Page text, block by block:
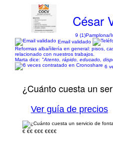
César
9 (1)Pamplona/
Email validado
Reformas albañilería en general: pisos,
relacionado con nuestros trabajos.
Marta dice: "Atento, rápido, educado,
6
¿Cuánto cuesta un
Ver guía de precios
€ €€ €€€ €€€€